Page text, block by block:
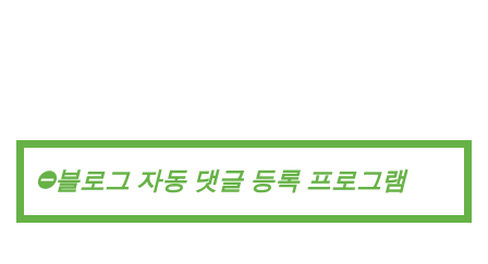
⛔블로그 자동 댓글 등록 프로그램